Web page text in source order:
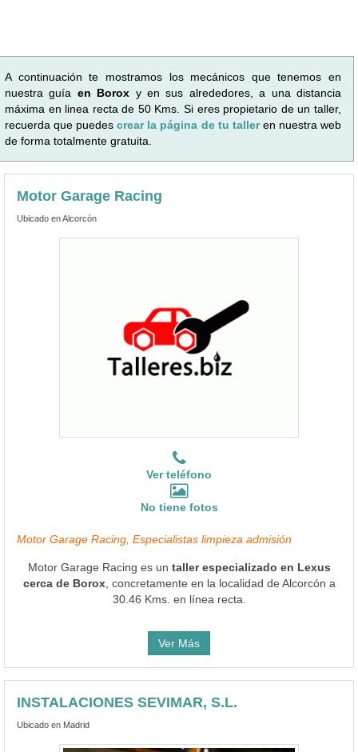
A continuación te mostramos los mecánicos que tenemos en
nuestra guía en Borox y en sus alrededores, a una distancia
máxima en linea recta de 50 Kms. Si eres propietario de un taller,
recuerda que puedescrear la página de tu talleren nuestra web
de forma totalmente gratuita.
Motor Garage Racing
Ubicado en Alcorcón
Ver teléfono
No tiene fotos
Motor Garage Racing, Especialistas limpieza admisión
Motor Garage Racing es un taller especializado en Lexus
cerca de Borox, concretamente en la localidad de Alcorcón a
30.46 Kms. en línea recta.
Ver Más
INSTALACIONES SEVIMAR, S.L.
Ubicado en Madrid